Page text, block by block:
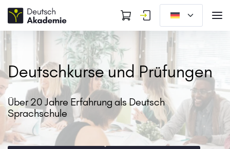
Deutschkurse und Prüfungen
Über 20 Jahre Erfahrung als Deutsch
Sprachschule